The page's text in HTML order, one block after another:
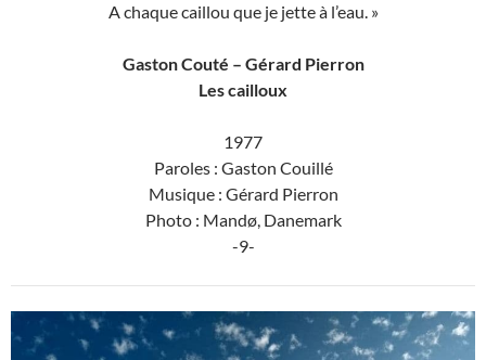
A chaque caillou que je jette à l’eau. »
Gaston Couté – Gérard Pierron
Les cailloux
1977
Paroles : Gaston Couillé
Musique : Gérard Pierron
Photo : Mandø, Danemark
-9-